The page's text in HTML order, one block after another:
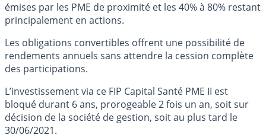
émises par les PME de proximité et les 40% à 80% restant
principalement en actions.
Les obligations convertibles offrent une possibilité de
rendements annuels sans attendre la cession complète
des participations.
L’investissement via ce FIP Capital Santé PME II est
bloqué durant 6 ans, prorogeable 2 fois un an, soit sur
décision de la société de gestion, soit au plus tard le
30/06/2021.